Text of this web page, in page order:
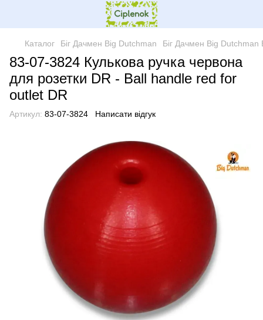
Каталог Біг Дачмен Big Dutchman Біг Дачмен Big Dutchman
83-07-3824 Кулькова ручка червона
для розетки DR - Ball handle red for
outlet DR
Артикул: 83-07-3824 Написати відгук